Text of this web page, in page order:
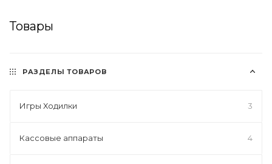
Товары
РАЗДЕЛЫ ТОВАРОВ
Игры Ходилки 3
Кассовые аппараты 4